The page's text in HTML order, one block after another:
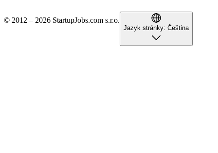
© 2012 – 2026 StartupJobs.com s.r.o.
Jazyk stránky: Čeština